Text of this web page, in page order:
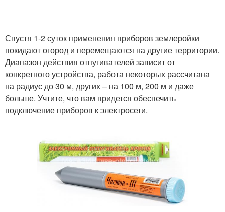
Спустя 1-2 суток применения приборов землеройки
покидают огород и перемещаются на другие территории.
Диапазон действия отпугивателей зависит от
конкретного устройства, работа некоторых рассчитана
на радиус до 30 м, других – на 100 м, 200 м и даже
больше. Учтите, что вам придется обеспечить
подключение приборов к электросети.